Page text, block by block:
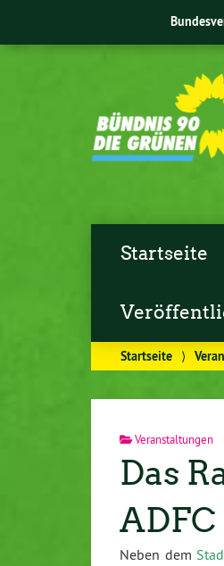
Startseite
Startseite ⟩
Veranstaltungen
Das
ADFC
Neben dem